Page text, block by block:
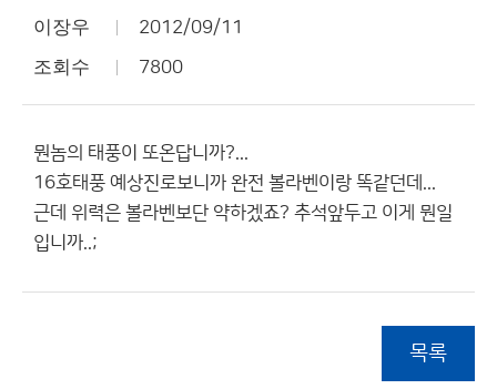
이장우 2012/09/11
조회수 7800
뭔놈의 태풍이 또온답니까?...
16호태풍 예상진로보니까 완전 볼라벤이랑 똑같던데...
근데 위력은 볼라벤보단 약하겠죠? 추석앞두고 이게 뭔일
입니까..;
목록